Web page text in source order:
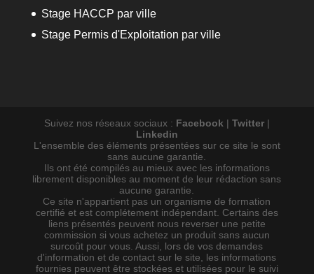
Stage HACCP par ville
Stage Permis d'Exploitation par ville
Suivez nos réseaux sociaux : Facebook| Twitter|
Linkedin
L'ensemble des éléments présentées sur ce site le sont
sans aucune garantie.
Ils ont été compilés au mieux avec les informations
librement disponibles au moment de leur rédaction sans
aucune garantie.
Ce site n'appartient pas un organisme de formation
certifié et est complétement indépendant. Certains des
liens présentés peuvent nous reverser une petite
commission si vous achetez un produit sans aucun
surcoût pour vous. Aussi, lors de vos demandes
d'information et de contact sur le site, les informations
fournies peuvent être stockées et utilisées pour le suivi